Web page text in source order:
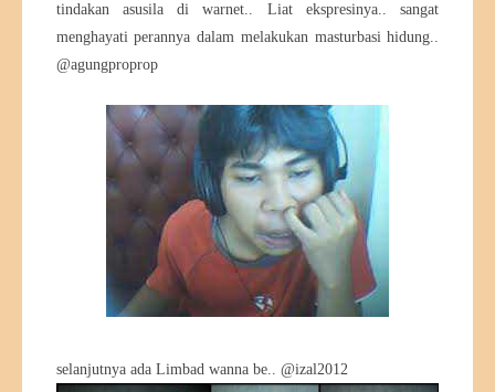
tindakan asusila di warnet.. Liat ekspresinya.. sangat
menghayati perannya dalam melakukan masturbasi hidung..
@agungproprop
selanjutnya ada Limbad wanna be.. @izal2012